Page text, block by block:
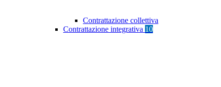
Contrattazione collettiva
Contrattazione integrativa 10